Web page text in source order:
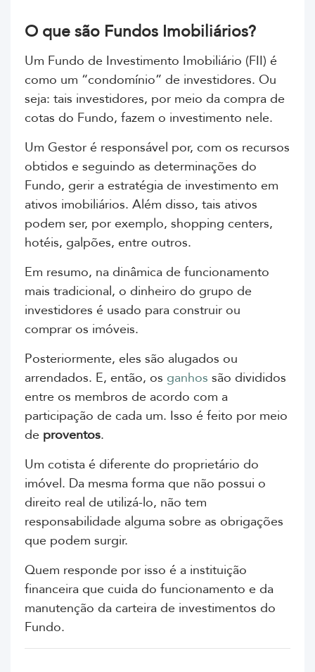
O que são Fundos Imobiliários?
Um Fundo de Investimento Imobiliário (FII) é
como um “condomínio” de investidores. Ou
seja: tais investidores, por meio da compra de
cotas do Fundo, fazem o investimento nele.
Um Gestor é responsável por, com os recursos
obtidos e seguindo as determinações do
Fundo, gerir a estratégia de investimento em
ativos imobiliários. Além disso, tais ativos
podem ser, por exemplo, shopping centers,
hotéis, galpões, entre outros.
Em resumo, na dinâmica de funcionamento
mais tradicional, o dinheiro do grupo de
investidores é usado para construir ou
comprar os imóveis.
Posteriormente, eles são alugados ou
arrendados. E, então, os ganhos são divididos
entre os membros de acordo com a
participação de cada um. Isso é feito por meio
de proventos.
Um cotista é diferente do proprietário do
imóvel. Da mesma forma que não possui o
direito real de utilizá-lo, não tem
responsabilidade alguma sobre as obrigações
que podem surgir.
Quem responde por isso é a instituição
financeira que cuida do funcionamento e da
manutenção da carteira de investimentos do
Fundo.